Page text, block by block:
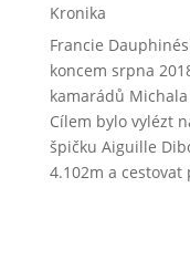
Kronika
Francie
koncem srpna
kamarádů
Cílem bylo vylézt
špičku Aiguille
4.102m a cestovat